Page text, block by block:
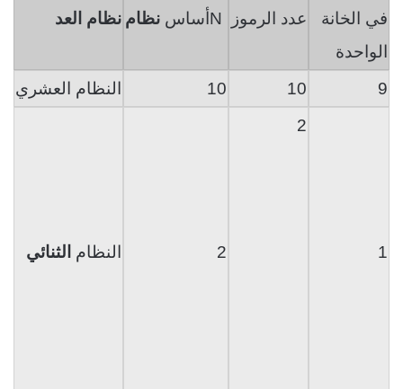
في الخانة
الواحدة
عدد الرموز N أساس نظام نظام العد
9
10
10 النظام العشري
1
2
2 النظام الثنائي